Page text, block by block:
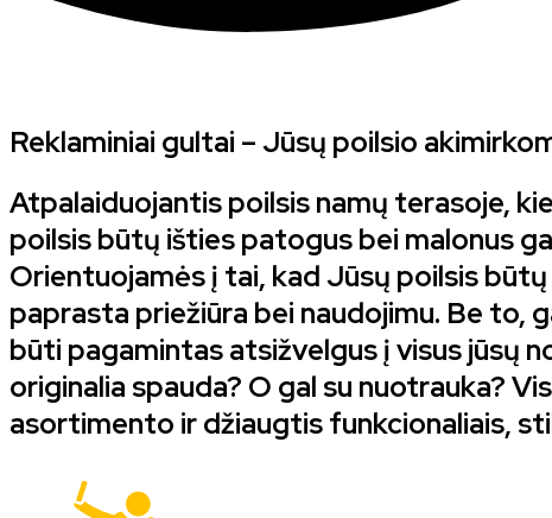
Reklaminiai gultai – Jūsų poilsio
Atpalaiduojantis poilsis namų terasoje,
poilsis būtų išties patogus bei malonus
Orientuojamės į tai, kad Jūsų poilsis
paprasta priežiūra bei naudojimu. Be to,
būti pagamintas atsižvelgus į visus jūsų
originalia spauda? O gal su nuotrauka?
asortimento ir džiaugtis funkcionaliais,